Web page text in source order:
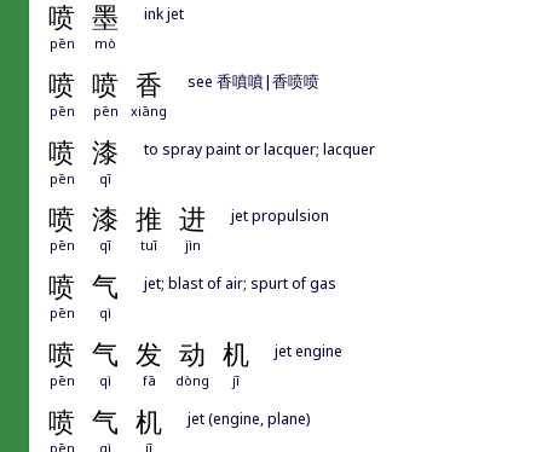
喷 墨
pēn mò
ink jet
喷 喷 香
pēn pēn xiāng
see 香噴噴|香喷喷
喷 漆
pēn qī
to spray paint or lacquer; lacquer
喷 漆 推 进
pēn qī tuī jìn
jet propulsion
喷 气
pēn qì
jet; blast of air; spurt of gas
喷 气 发 动 机
pēn qì fā dòng jī
jet engine
喷 气 机
pēn qì jī
jet (engine, plane)